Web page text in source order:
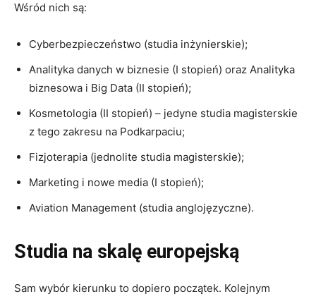
Wśród nich są:
Cyberbezpieczeństwo (studia inżynierskie);
Analityka danych w biznesie (I stopień) oraz Analityka
biznesowa i Big Data (II stopień);
Kosmetologia (II stopień) – jedyne studia magisterskie
z tego zakresu na Podkarpaciu;
Fizjoterapia (jednolite studia magisterskie);
Marketing i nowe media (I stopień);
Aviation Management (studia anglojęzyczne).
Studia na skalę europejską
Sam wybór kierunku to dopiero początek. Kolejnym